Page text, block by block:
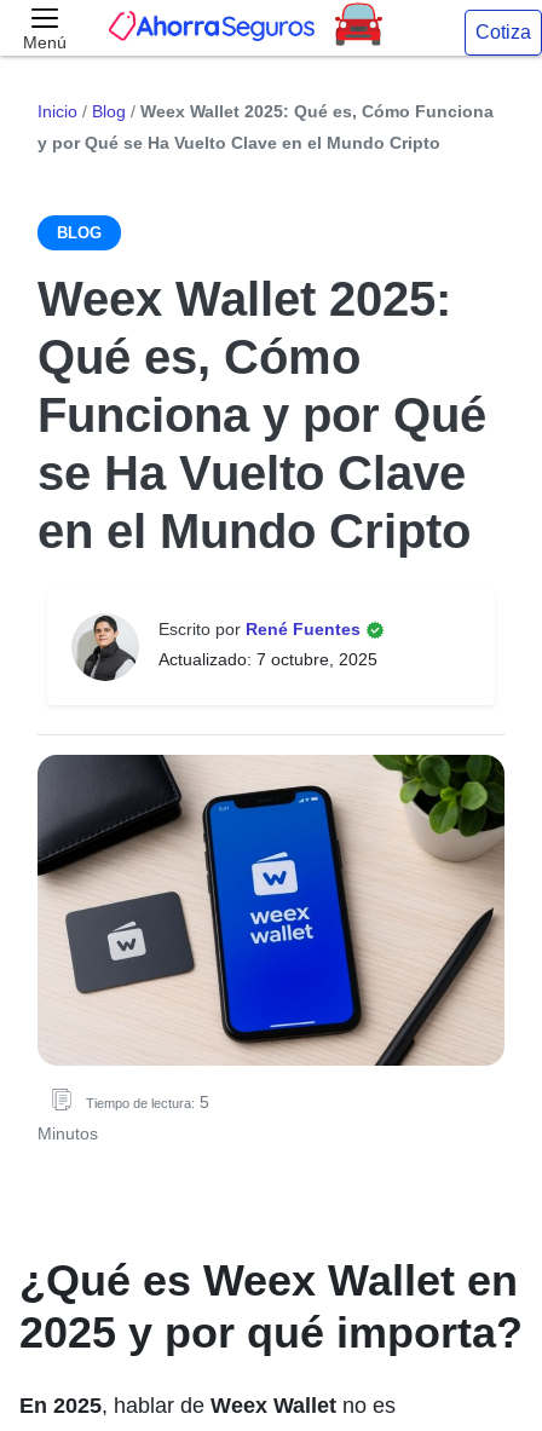
Menú Cotiza
Inicio / Blog / Weex Wallet 2025: Qué es, Cómo Funciona
y por Qué se Ha Vuelto Clave en el Mundo Cripto
BLOG
Weex Wallet 2025:
Qué es, Cómo
Funciona y por Qué
se Ha Vuelto Clave
en el Mundo Cripto
Escrito por René Fuentes
Actualizado: 7 octubre, 2025
Tiempo de lectura: 5
Minutos
¿Qué es Weex Wallet en
2025 y por qué importa?
En 2025, hablar de Weex Wallet no es